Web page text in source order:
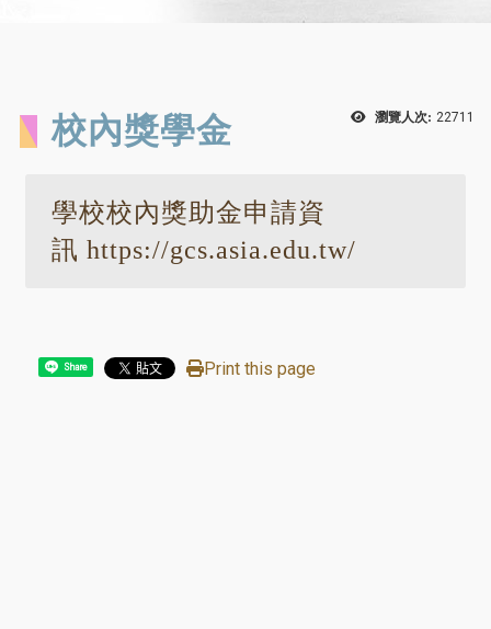
瀏覽人次: 22711
校內獎學金
學校校內獎助金申請資
訊 https://gcs.asia.edu.tw/
Share Print this page